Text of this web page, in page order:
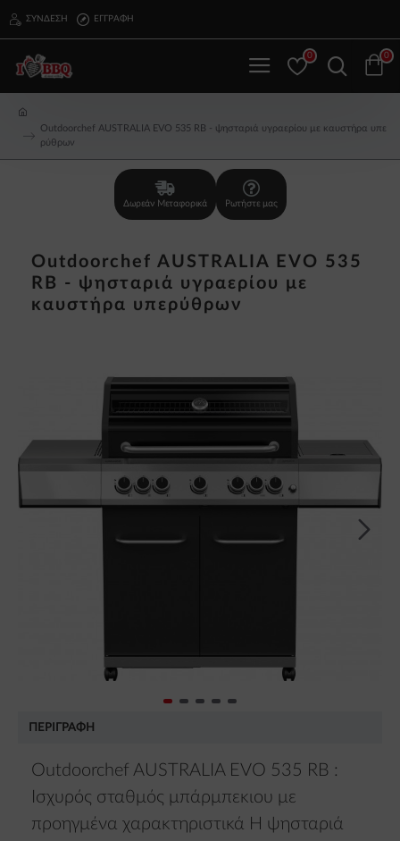
ΣΎΝΔΕΣΗ ΕΓΓΡΑΦΉ
0 0
Outdoorchef AUSTRALIA EVO 535 RB - ψησταριά υγραερίου με καυστήρα υπε
ρύθρων
Δωρεάν Μεταφορικά Ρωτήστε μας
Outdoorchef AUSTRALIA EVO 535
RB - ψησταριά υγραερίου με
καυστήρα υπερύθρων
ΠΕΡΙΓΡΑΦΉ
Outdoorchef AUSTRALIA EVO 535 RB :
Ισχυρός σταθμός μπάρμπεκιου με
προηγμένα χαρακτηριστικά Η ψησταριά